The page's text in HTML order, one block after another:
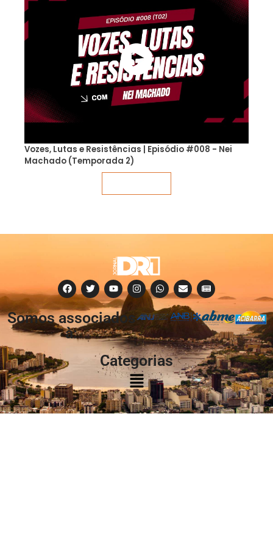
Vozes, Lutas e Resistências | Episódio #008 - Nei
Machado (Temporada 2)
Somos associados
à:
Categorias